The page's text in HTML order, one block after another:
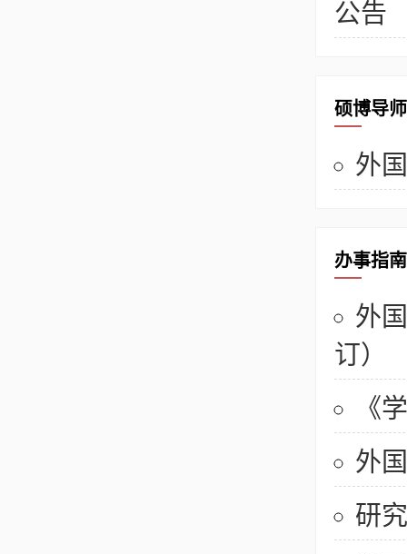
公告
硕博导师
外
办事指南
外
订）
《
外
研